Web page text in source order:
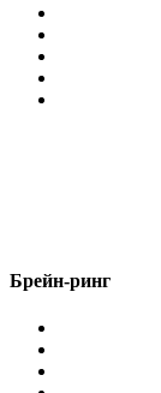
Брейн-ринг